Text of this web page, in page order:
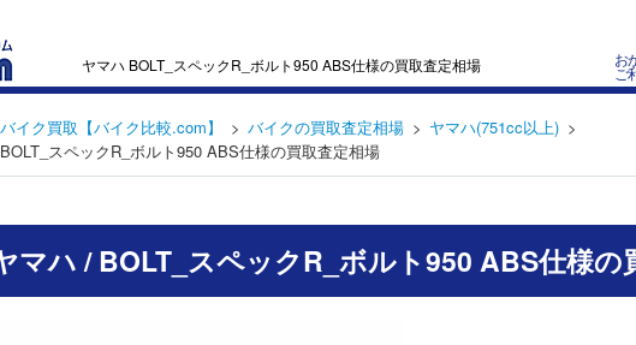
ヤマハ BOLT_スペックR_ボルト950 ABS仕様の買取査定相場 お
ご
バイク買取【バイク比較.com】 バイクの買取査定相場
ヤマハ(751cc以上)
BOLT_スペックR_ボルト950 ABS仕様の買取査定相場
マハ / BOLT_スペックR_ボルト950 ABS仕様の